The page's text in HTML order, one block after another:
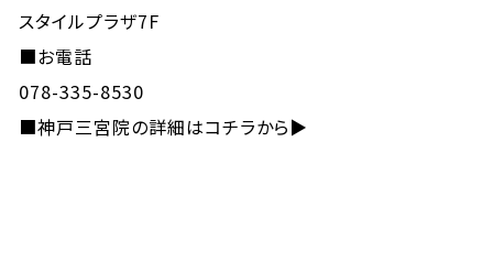
スタイルプラザ7F
■お電話
078-335-8530
■神戸三宮院の詳細はコチラから▶